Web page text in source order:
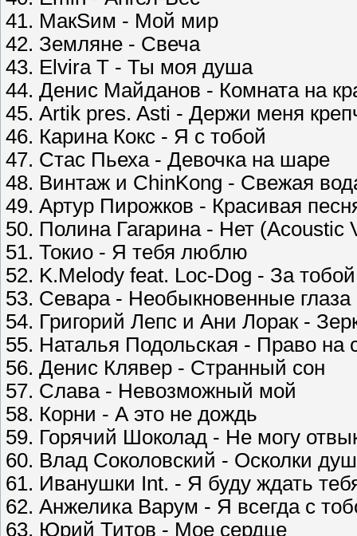
41. МакSим - Мой мир
42. Земляне - Свеча
43. Elvira T - Ты моя душа
44. Денис Майданов - Комната на
45. Artik pres. Asti - Держи меня
46. Карина Кокс - Я с тобой
47. Стас Пьеха - Девочка на шаре
48. Винтаж и ChinKong - Свежая
49. Артур Пирожков - Красивая
50. Полина Гагарина - Нет (Acoustic
51. Токио - Я тебя люблю
52. K.Melody feat. Loc-Dog - За тобой
53. Севара - Необыкновенные глаза
54. Григорий Лепс и Ани Лорак -
55. Наталья Подольская - Право на
56. Денис Клявер - Странный сон
57. Слава - Невозможный мой
58. Корни - А это не дождь
59. Горячий Шоколад - Не могу
60. Влад Соколовский - Осколки
61. Иванушки Int. - Я буду ждать
62. Анжелика Варум - Я всегда с
63. Юрий Титов - Мое сердце